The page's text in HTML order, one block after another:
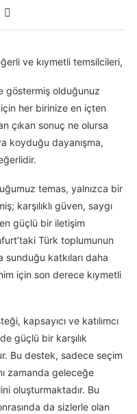
ve kıymetli temsilcileri,
göstermiş olduğunuz
her birinize en içten
çıkan sonuç ne olursa
koyduğu dayanışma,
temas, yalnızca bir
karşılıklı güven, saygı
güçlü bir iletişim
Türk toplumunun
katkıları daha
için son derece kıymetli
kapsayıcı ve katılımcı
güçlü bir karşılık
Bu destek, sadece seçim
zamanda geleceğe
oluşturmaktadır. Bu
da sizlerle olan